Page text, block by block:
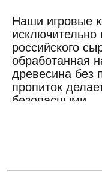
Наши игровые
исключительно
российского
обработанная
древесина без
пропиток
безопасными.